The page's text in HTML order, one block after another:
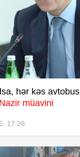
hər kəs
Nazir müavini
17:26